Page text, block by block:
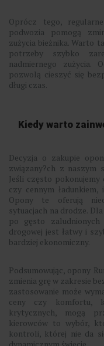
Oprócz tego,
podwozia pomogą
zużycia bieżnika. Warto
potrzeby szybko
nadmiernego zużycia.
pozwolą cieszyć się
długi czas.
Kiedy warto
Decyzja o zakupie
związany?ch z naszym
Jeśli często
czy cennym
Opony te oferują
sytuacjach na drodze.
po gęsto
drogowej jest łatwy i
bardziej ekonomiczny.
Podsumowując, opony
zmienia grę w zakresie
zastosowanie może
ceny czy komfortu,
krytycznych, mogą
kierowców to wybór,
kontroli, której nie da